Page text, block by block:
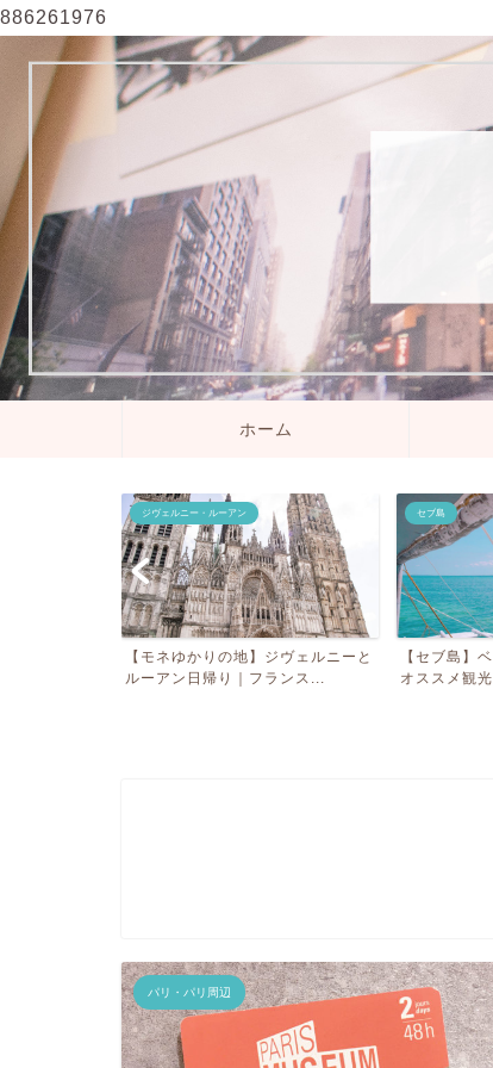
886261976
ホーム
ジヴェルニー・ルーアン
【モネゆかりの地】ジヴェルニーと
ルーアン日帰り｜フランス...
セブ島
【セブ島】ベストシーズ
オススメ観光スポット５
パリ・パリ周辺